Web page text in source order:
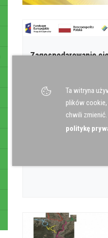
Zagospodarowanie
wodnych w Gminie
Zagospodarowanie
Porąbka (Opis projektu)
Ta witryna
plików
chwili
politykę